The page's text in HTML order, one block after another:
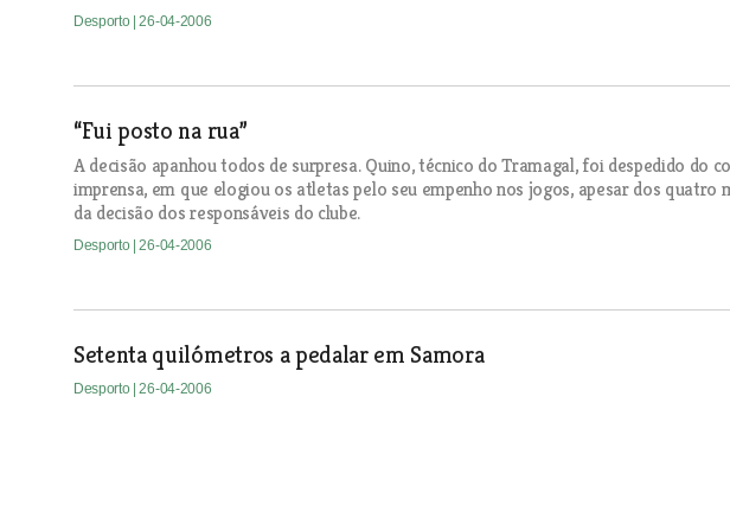
Desporto | 26-04-2006
“Fui posto na rua”
A decisão apanhou todos de surpresa. Quino, técnico do Tramagal, foi despedido do
imprensa, em que elogiou os atletas pelo seu empenho nos jogos, apesar dos
da decisão dos responsáveis do clube.
Desporto | 26-04-2006
Setenta quilómetros a pedalar em Samora
Desporto | 26-04-2006